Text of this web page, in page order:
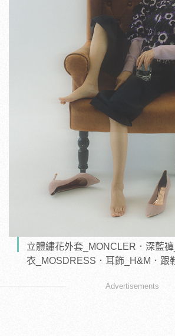
立體繡花外套_MONCLER．深藍
衣_MOSDRESS．耳飾_H&M．跟
Advertisements